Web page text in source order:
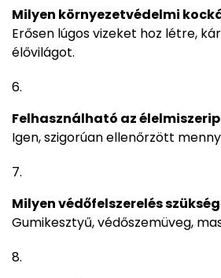
Milyen környezetvédelmi
Erősen lúgos vizeket hoz létre,
élővilágot.
Felhasználható az
Igen, szigorúan ellenőrzött
Milyen védőfelszerelés
Gumikesztyű, védőszemüveg,